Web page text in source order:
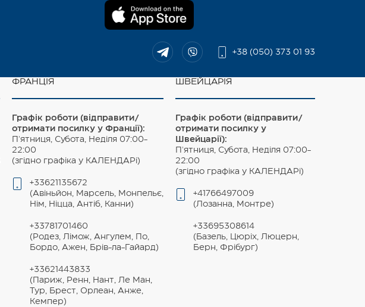
+38 (050) 373 01 93
ФРАНЦІЯ
Графік роботи (відправити/
отримати посилку у Франції):
П'ятниця, Субота, Неділя 07:00-
22:00
(згідно графіка у КАЛЕНДАРі)
+33621135672
(Авіньйон, Марсель, Монпельє,
Нім, Ніцца, Антіб, Канни)
+33781701460
(Родез, Лімож, Ангулем, По,
Бордо, Ажен, Брів-ла-Гайард)
+33621443833
(Париж, Ренн, Нант, Ле Ман,
Тур, Брест, Орлеан, Анже,
Кемпер)
ШВЕЙЦАРІЯ
Графік роботи (відправити/
отримати посилку у
Швейцарії):
П'ятниця, Субота, Неділя 07:00-
22:00
(згідно графіка у КАЛЕНДАРі)
+41766497009
(Лозанна, Монтре)
+33695308614
(Базель, Цюріх, Люцерн,
Берн, Фрібург)